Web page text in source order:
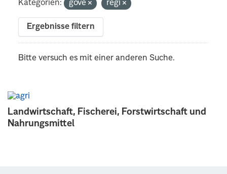
Landwirtschaft, Fischerei, Forstwirtschaft und
Nahrungsmittel
Kategorien:
gove regi
Ergebnisse filtern
Bitte versuch es mit einer anderen Suche.